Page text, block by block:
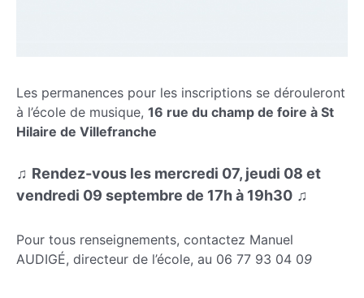
Les permanences pour les inscriptions se dérouleront
à l’école de musique, 16 rue du champ de foire à St
Hilaire de Villefranche
♫ Rendez-vous les mercredi 07, jeudi 08 et
vendredi 09 septembre de 17h à 19h30 ♫
Pour tous renseignements, contactez Manuel
AUDIGÉ, directeur de l’école, au 06 77 93 04 09